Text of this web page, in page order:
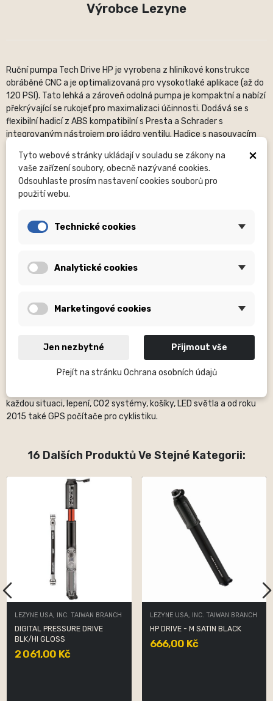
Výrobce Lezyne
Ruční pumpa Tech Drive HP je vyrobena z hliníkové konstrukce
obráběné CNC a je optimalizovaná pro vysokotlaké aplikace (až do
120 PSI). Tato lehká a zároveň odolná pumpa je kompaktní a nabízí
překrývající se rukojeť pro maximalizaci účinnosti. Dodává se s
flexibilní hadicí z ABS kompatibilní s Presta a Schrader s
integrovaným nástrojem pro jádro ventilu. Hadice s nasouvacím
velikostech, malé (170 mm) nebo střední (216 mm). Součástí je
úchyt na rám Composite Matrix.
Popis běžně udávaných rozměrů:
V názvech produktů oblečení jsou obsaženy velikosti (XXS,S, nebo
pozornost názvu produktu, kde bývá specifikováno zda je
kvalitních cyklistických doplňků a vybavení. Založila ji v roce 2007
ikona sportovního průmyslu Micki Kozuschek, bývalý německý
potřebujete pro spolehlivý provoz vašeho kola. Mezi nejvíce známé
každou situaci, lepení, CO2 systémy, košíky, LED světla a od roku
2015 také GPS počítače pro cyklistiku.
16 Dalších Produktů Ve Stejné Kategorii:
LEZYNE USA, INC. TAIWAN BRANCH
DIGITAL PRESSURE DRIVE
BLK/HI GLOSS
2 061,00 Kč
LEZYNE USA, INC. TAIWAN BRANCH
HP DRIVE - M SATIN BLACK
666,00 Kč
×
Tyto webové stránky ukládají v souladu se zákony na
vaše zařízení soubory, obecně nazývané cookies.
Odsouhlaste prosím nastavení cookies souborů pro
použití webu.
Technické cookies
Analytické cookies
Marketingové cookies
Jen nezbytné Přijmout vše
Přejít na stránku Ochrana osobních údajů